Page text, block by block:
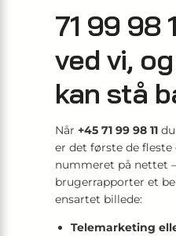
71 99 98
ved vi,
kan stå
Når +45 71 99 98 11
er det første de fleste
nummeret på nettet
brugerrapporter et
ensartet billede:
Telemarketing